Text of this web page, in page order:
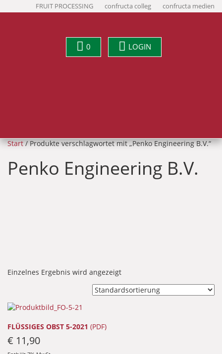
FRUIT PROCESSING confructa colleg confructa medien
0 LOGIN
Start/ Produkte verschlagwortet mit „Penko Engineering B.V.“
Penko Engineering B.V.
Einzelnes Ergebnis wird angezeigt
FLÜSSIGES OBST 5-2021 (PDF)
€ 11,90